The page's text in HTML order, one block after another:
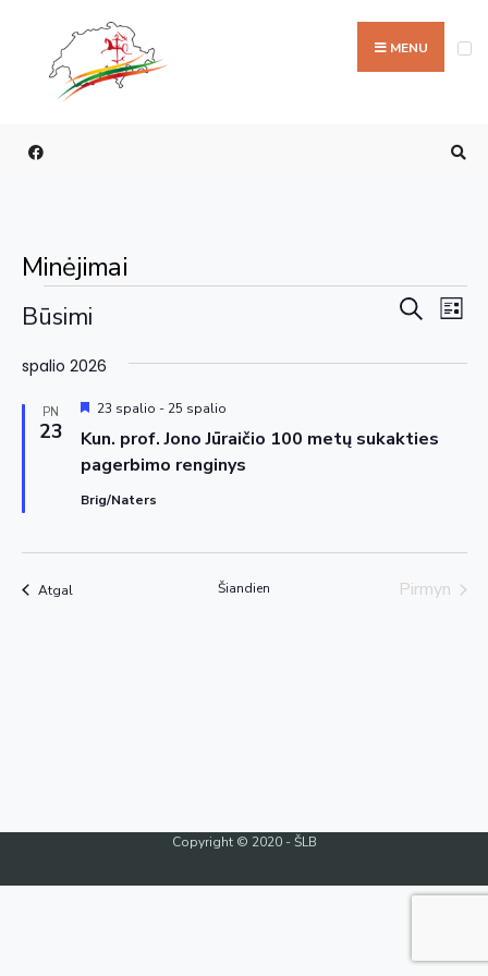
MENU
Minėjimai
Paieška
Būsimi
datą
spalio 2026
PN
23
Kun. prof. Jono Jūraičio 100 metų sukakties
pagerbimo renginys
Siūloma
23 spalio - 25 spalio
Brig/Naters
AtgalRenginiai Šiandien
Pirmyn
Copyright © 2020 - ŠLB